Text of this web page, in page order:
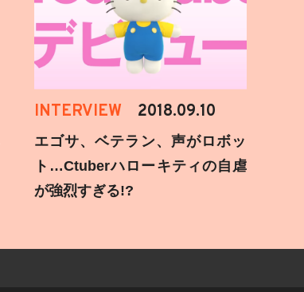
INTERVIEW 2018.09.10
エゴサ、ベテラン、声がロボッ
ト…Ctuberハローキティの自虐
が強烈すぎる!?